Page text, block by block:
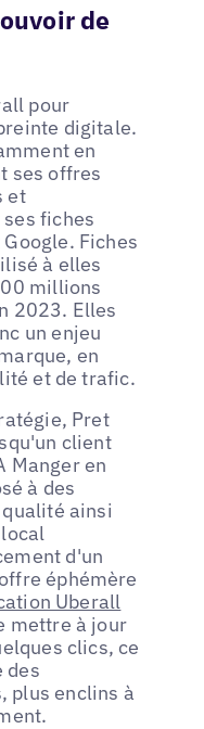
de
pour
digitale.
en
ses offres
et
fiches
Fiches
à elles
millions
2023. Elles
un enjeu
en
et de trafic.
Pret
client
Manger en
à des
ainsi
d'un
éphémère
Uberall
mettre à jour
clics, ce
des
plus enclins à